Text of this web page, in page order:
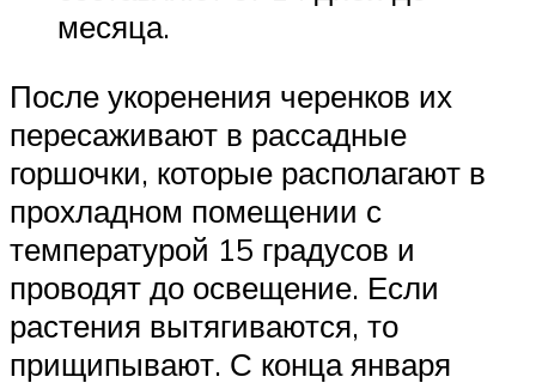
месяца.
После укоренения черенков их
пересаживают в рассадные
горшочки, которые располагают в
прохладном помещении с
температурой 15 градусов и
проводят до освещение. Если
растения вытягиваются, то
прищипывают. С конца января